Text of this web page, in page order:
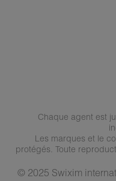
Chaque agent est
Les marques et le
protégés. Toute
© 2025 Swixim